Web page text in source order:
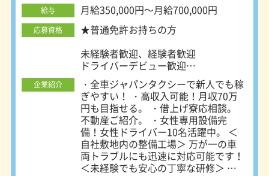
給与 月給350,000円～月給700,000円
応募資格
★普通免許お持ちの方
未経験者歓迎、経験者歓迎
ドライバーデビュー歓迎
第二新卒・フリーター・離職中の方も
歓迎
フリーター歓迎、社会人デビュー応援
学歴不問・性別不問・ブランクOK
20代、30代、40代、50代、60代活躍
中
接客経験活かせます！
企業紹介
・全車ジャパンタクシーで新人でも稼
ぎやすい！ ・高収入可能！月収70万
円も目指せる。 ・借上げ寮応相談。
不動産ご紹介。 ・女性専用設備完
備！女性ドライバー10名活躍中。 ＜
自社敷地内の整備工場＞ 万が一の車
両トラブルにも迅速に対応可能です！
＜未経験でも安心の丁寧な研修＞ 社